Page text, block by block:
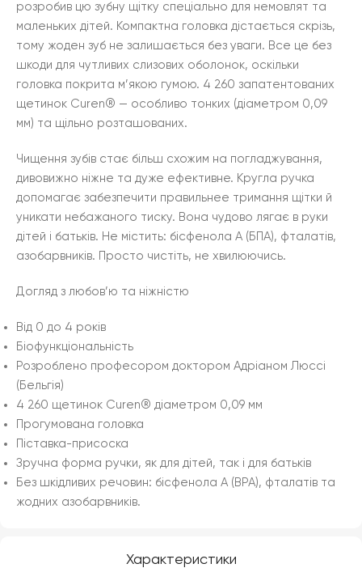
Характеристики
розробив цю зубну щітку спеціально для немовлят та
маленьких дітей. Компактна головка дістається скрізь,
тому жоден зуб не залишається без уваги. Все це без
шкоди для чутливих слизових оболонок, оскільки
головка покрита м’якою гумою. 4 260 запатентованих
щетинок Curen® — особливо тонких (діаметром 0,09
мм) та щільно розташованих.
Чищення зубів стає більш схожим на погладжування,
дивовижно ніжне та дуже ефективне. Кругла ручка
допомагає забезпечити правильнее тримання щітки й
уникати небажаного тиску. Вона чудово лягає в руки
дітей і батьків. Не містить: бісфенола А (БПА), фталатів,
азобарвників. Просто чистіть, не хвилюючись.
Догляд з любов’ю та ніжністю
Від 0 до 4 років
Біофункціональність
Розроблено професором доктором Адріаном Люссі
(Бельгія)
4 260 щетинок Curen® діаметром 0,09 мм
Прогумована головка
Піставка-присоска
Зручна форма ручки, як для дітей, так і для батьків
Без шкідливих речовин: бісфенола А (BPA), фталатів та
жодних азобарвників.